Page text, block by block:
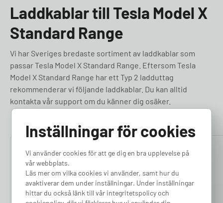
Laddkablar till Tesla Model X
Standard Range
Vi har Sveriges bredaste sortiment av laddkablar som
passar Tesla Model X Standard Range. Eftersom Tesla
Model X Standard Range har ett Typ 2 ladduttag
rekommenderar vi följande laddkablar. Du kan alltid
kontakta vår support om du känner dig osäker.
Inställningar för cookies
Vi använder cookies för att ge dig en bra upplevelse på
vår webbplats.
Läs mer om vilka cookies vi använder, samt hur du
avaktiverar dem under inställningar. Under inställningar
hittar du också länk till vår integritetspolicy och